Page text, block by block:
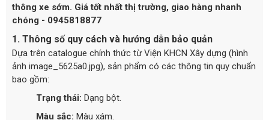
thông xe sớm. Giá tốt nhất thị trường, giao hàng nhanh
chóng - 0945818877
1. Thông số quy cách và hướng dẫn bảo quản
Dựa trên catalogue chính thức từ Viện KHCN Xây dựng (hình
ảnh image_5625a0.jpg), sản phẩm có các thông tin quy chuẩn
bao gồm:
Trạng thái: Dạng bột.
Màu sắc: Màu xám.